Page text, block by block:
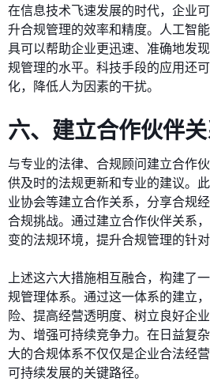
在信息技术飞速发展的时代，企业
升合规管理的效率和精度。人工智
具可以帮助企业更迅速、准确地发
规管理的水平。科技手段的应用还
化，降低人为因素的干扰。
六、建立合作伙伴
与专业的法律、合规顾问建立合作
供及时的法规更新和专业的建议。
业协会等建立合作关系，分享合规
合规挑战。通过建立合作伙伴关系
变的法规环境，提升合规管理的针对
上述这六大措施相互融合，构建了
规管理体系。通过这一体系的建立
险、提高经营透明度、树立良好企
为、增强可持续竞争力。在日益复
大的合规体系不仅仅是企业合法经
可持续发展的关键路径。